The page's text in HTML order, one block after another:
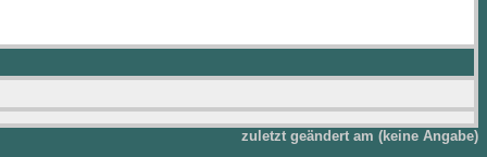
zuletzt geändert am (keine Angabe)